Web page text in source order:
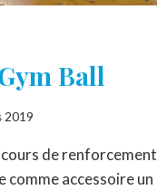
Ball
2019
cours de renforcement
comme accessoire un